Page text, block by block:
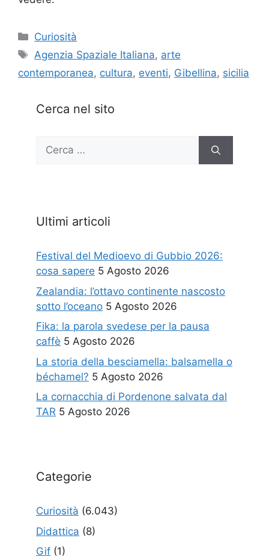
Categorie
Curiosità
Tag
Agenzia Spaziale Italiana, arte
contemporanea, cultura, eventi, Gibellina, sicilia
Cerca nel sito
Ricerca
Ultimi articoli
Festival del Medioevo di Gubbio 2026:
cosa sapere 5 Agosto 2026
Zealandia: l’ottavo continente nascosto
sotto l’oceano 5 Agosto 2026
Fika: la parola svedese per la pausa
caffè 5 Agosto 2026
La storia della besciamella: balsamella o
béchamel? 5 Agosto 2026
La cornacchia di Pordenone salvata dal
TAR 5 Agosto 2026
Categorie
Curiosità (6.043)
Didattica (8)
Gif (1)